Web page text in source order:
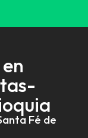
Fé de